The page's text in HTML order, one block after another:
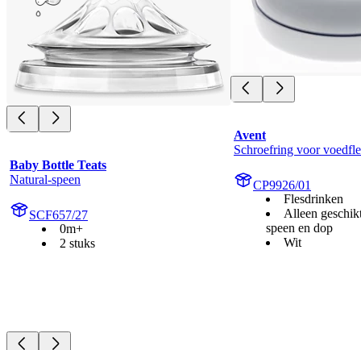
Baby Bottle Teats
Natural-speen
SCF657/27
0m+
2 stuks
Avent
Schroefring voor
CP9926/01
Flesdrinken
Alleen
speen en dop
Wit